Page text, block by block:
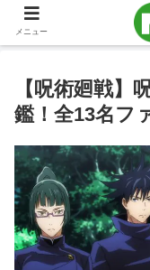
【呪術廻戦】
鑑！全13名フ
メニュー